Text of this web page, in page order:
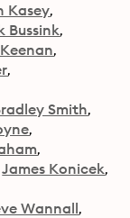
Kasey
Bussink
Smith
James Konicek
Wannall